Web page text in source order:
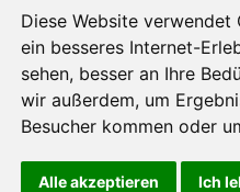
Diese Website verwendet
ein besseres Internet-
sehen, besser an Ihre
wir außerdem, um
Besucher kommen oder
Alle akzeptieren Ich
zu